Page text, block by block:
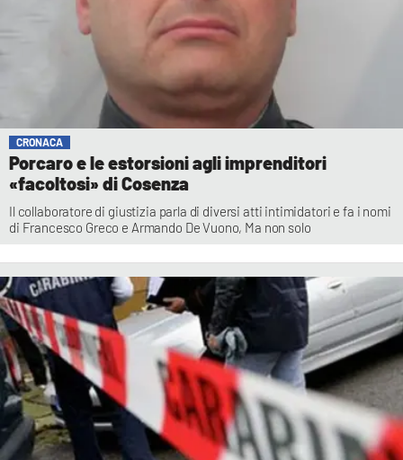
CRONACA
Porcaro e le estorsioni agli imprenditori
«facoltosi» di Cosenza
Il collaboratore di giustizia parla di diversi atti intimidatori e fa i nomi
di Francesco Greco e Armando De Vuono, Ma non solo